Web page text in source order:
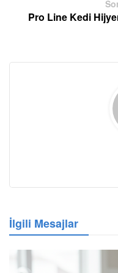
Pro Line Kedi
İlgili Mesajlar